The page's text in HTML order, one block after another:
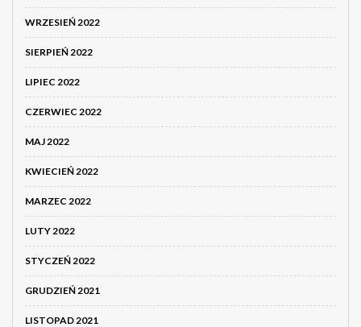
WRZESIEŃ 2022
SIERPIEŃ 2022
LIPIEC 2022
CZERWIEC 2022
MAJ 2022
KWIECIEŃ 2022
MARZEC 2022
LUTY 2022
STYCZEŃ 2022
GRUDZIEŃ 2021
LISTOPAD 2021